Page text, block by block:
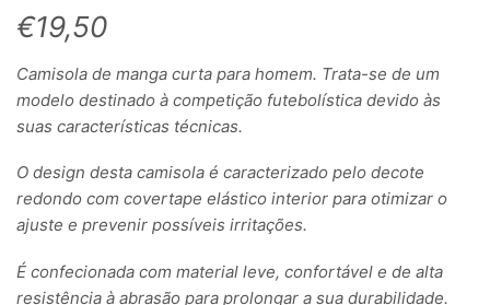
€19,50
Camisola de manga curta para homem. Trata-se de um
modelo destinado à competição futebolística devido às
suas características técnicas.
O design desta camisola é caracterizado pelo decote
redondo com covertape elástico interior para otimizar o
ajuste e prevenir possíveis irritações.
É confecionada com material leve, confortável e de alta
resistência à abrasão para prolongar a sua durabilidade.